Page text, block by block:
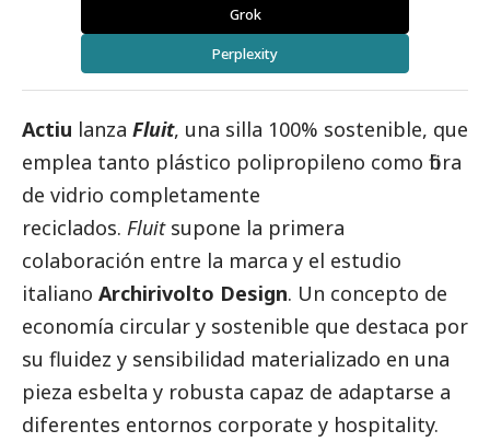
Grok
Perplexity
Actiu lanza Fluit, una silla 100% sostenible, que
emplea tanto plástico polipropileno como fibra
de vidrio completamente
reciclados. Fluitsupone la primera
colaboración entre la marca y el estudio
italiano Archirivolto Design. Un concepto de
economía circular y sostenible que destaca por
su fluidez y sensibilidad materializado en una
pieza esbelta y robusta capaz de adaptarse a
diferentes entornos corporate y hospitality.